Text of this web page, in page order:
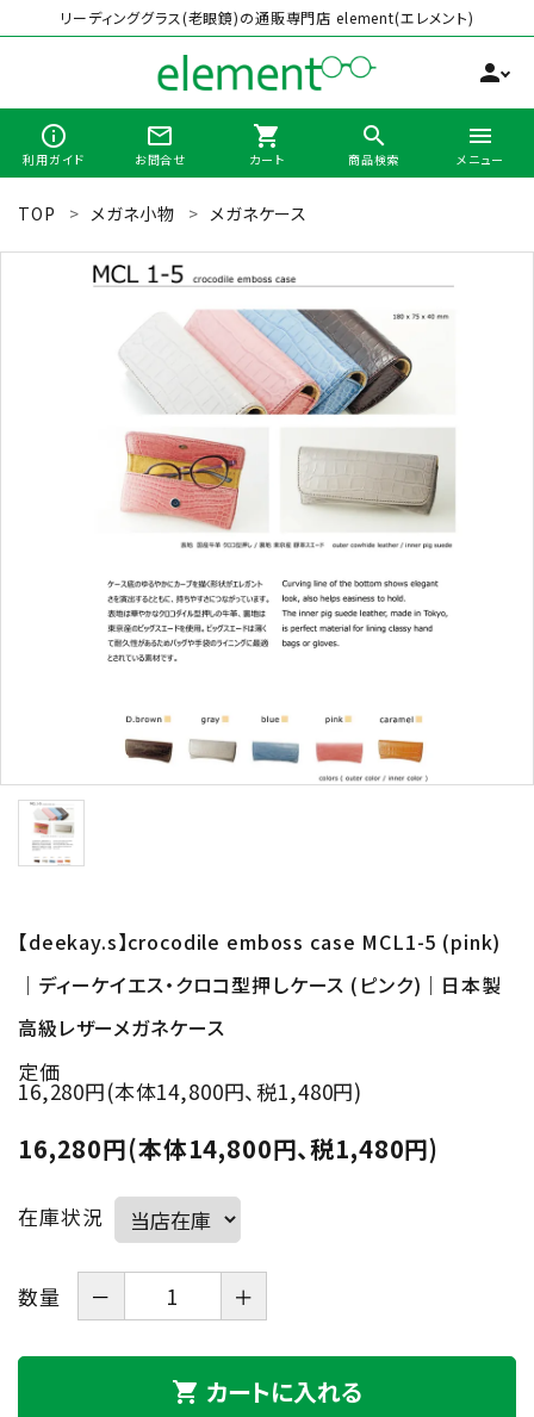
リーディンググラス(老眼鏡)の通販専門店 element(エレメント)
person
info_outline
利用ガイド
mail_outline
お問合せ
shopping_cart
カート
search
商品検索
menu
メニュー
search
最近チェックした商品
全商品から選ぶ
カテゴリーから選ぶ
ブランドから選ぶ
形から選ぶ
色から選ぶ
コンテンツ
ACCOUNT MENU
ようこそ 会員名 様
meeting_room ログイン
TOP メガネ小物 メガネケース
【deekay.s】crocodile emboss case MCL1-5 (pink)
｜ディーケイエス・クロコ型押しケース (ピンク)｜日本製
高級レザーメガネケース
定価
16,280円(本体14,800円、税1,480円)
16,280円(本体14,800円、税1,480円)
在庫状況
数量 － ＋
shopping_cart カートに入れる